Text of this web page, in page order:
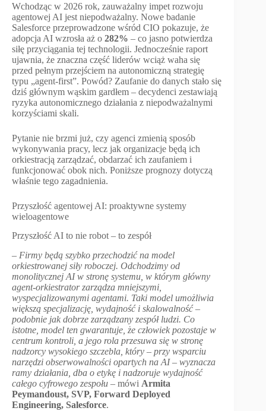
Wchodząc w 2026 rok, zauważalny impet rozwoju
agentowej AI jest niepodważalny. Nowe badanie
Salesforce przeprowadzone wśród CIO pokazuje, że
adopcja AI wzrosła aż o 282% – co jasno potwierdza
siłę przyciągania tej technologii. Jednocześnie raport
ujawnia, że znaczna część liderów wciąż waha się
przed pełnym przejściem na autonomiczną strategię
typu „agent-first”. Powód? Zaufanie do danych stało się
dziś głównym wąskim gardłem – decydenci zestawiają
ryzyka autonomicznego działania z niepodważalnymi
korzyściami skali.
Pytanie nie brzmi już, czy agenci zmienią sposób
wykonywania pracy, lecz jak organizacje będą ich
orkiestracją zarządzać, obdarzać ich zaufaniem i
funkcjonować obok nich. Poniższe prognozy dotyczą
właśnie tego zagadnienia.
Przyszłość agentowej AI: proaktywne systemy
wieloagentowe
Przyszłość AI to nie robot – to zespół
– Firmy będą szybko przechodzić na model
orkiestrowanej siły roboczej. Odchodzimy od
monolitycznej AI w stronę systemu, w którym główny
agent-orkiestrator zarządza mniejszymi,
wyspecjalizowanymi agentami. Taki model umożliwia
większą specjalizację, wydajność i skalowalność –
podobnie jak dobrze zarządzany zespół ludzi. Co
istotne, model ten gwarantuje, że człowiek pozostaje w
centrum kontroli, a jego rola przesuwa się w stronę
nadzorcy wysokiego szczebla, który – przy wsparciu
narzędzi obserwowalności opartych na AI – wyznacza
ramy działania, dba o etykę i nadzoruje wydajność
całego cyfrowego zespołu – mówi Armita
Peymandoust, SVP, Forward Deployed
Engineering, Salesforce.